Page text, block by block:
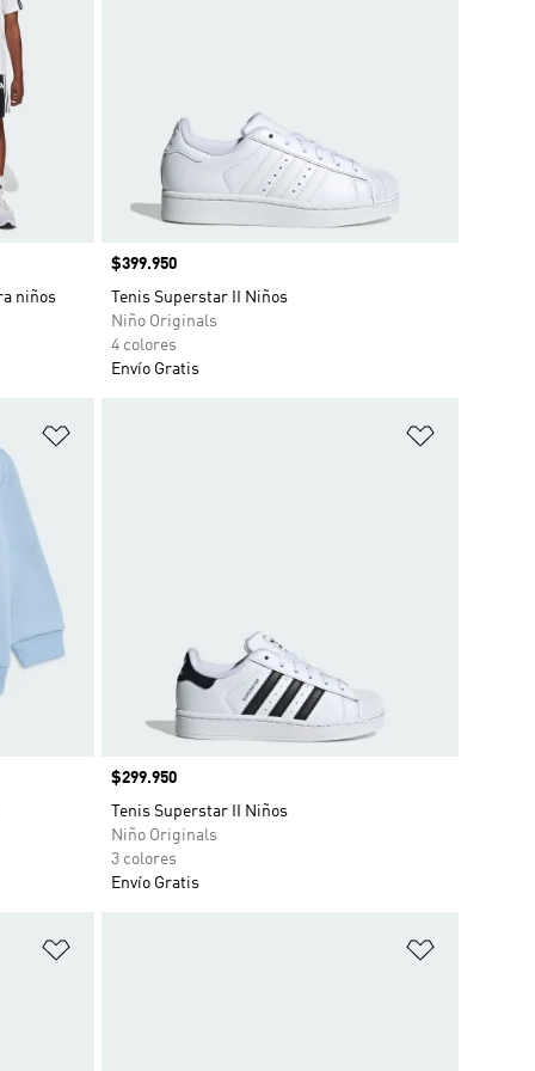
niños
Precio
$399.950
Tenis Superstar II Niños
Niño Originals
4 colores
Envío Gratis
Precio
$299.950
Tenis Superstar II Niños
Niño Originals
3 colores
Envío Gratis